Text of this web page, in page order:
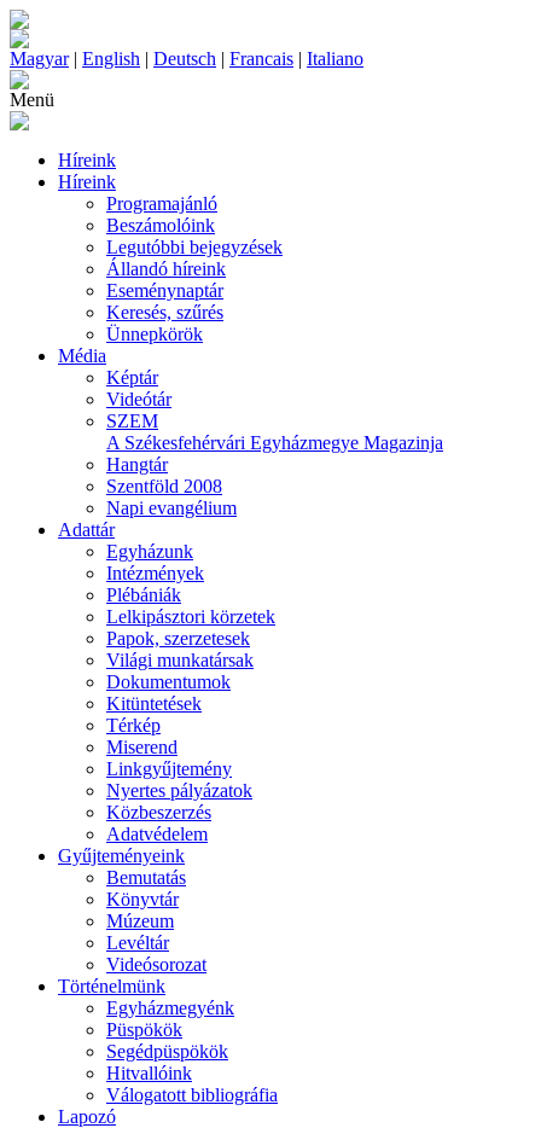
Magyar| English | Deutsch | Francais | Italiano
Menü
Híreink
Híreink
Programajánló
Beszámolóink
Legutóbbi bejegyzések
Állandó híreink
Eseménynaptár
Keresés, szűrés
Ünnepkörök
Média
Képtár
Videótár
SZEM
A Székesfehérvári Egyházmegye Magazinja
Hangtár
Szentföld 2008
Napi evangélium
Adattár
Egyházunk
Intézmények
Plébániák
Lelkipásztori körzetek
Papok, szerzetesek
Világi munkatársak
Dokumentumok
Kitüntetések
Térkép
Miserend
Linkgyűjtemény
Nyertes pályázatok
Közbeszerzés
Adatvédelem
Gyűjteményeink
Bemutatás
Könyvtár
Múzeum
Levéltár
Videósorozat
Történelmünk
Egyházmegyénk
Püspökök
Segédpüspökök
Hitvallóink
Válogatott bibliográfia
Lapozó